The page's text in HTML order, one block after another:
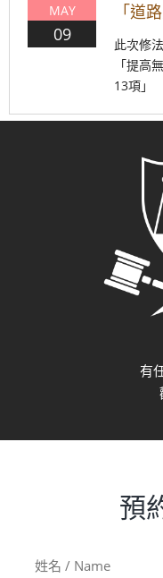
MAY
09
「道
此次修
「提高
13項」
有
預